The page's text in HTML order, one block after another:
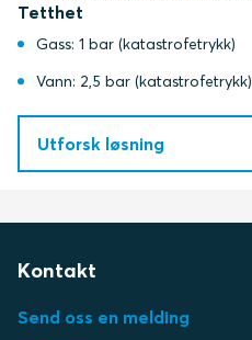
Tetthet
Gass: 1 bar (katastrofetrykk)
Vann: 2,5 bar (katastrofetrykk)
Utforsk løsning
Kontakt
Send oss en melding